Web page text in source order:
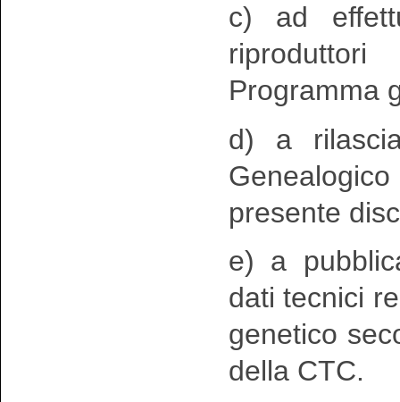
c) ad
Programma
d) a
presente
e) a
dati tecnici
genetico
della CTC.